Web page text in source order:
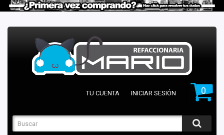
0
TU CUENTA INICIAR SESIÓN